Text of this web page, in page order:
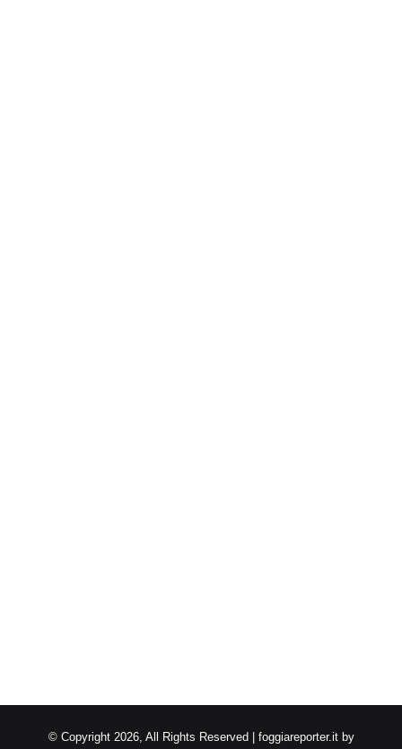
© Copyright 2026, All Rights Reserved | foggiareporter.it by